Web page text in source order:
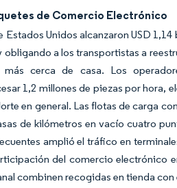
de Comercio Electrónico
Estados Unidos alcanzaron USD
obligando a los transportistas a
cerca de casa. Los
1,2 millones de piezas por hora,
en general. Las flotas de carga
de kilómetros en vacío cuatro
amplió el tráfico en
del comercio electrónico
combinen recogidas en tienda